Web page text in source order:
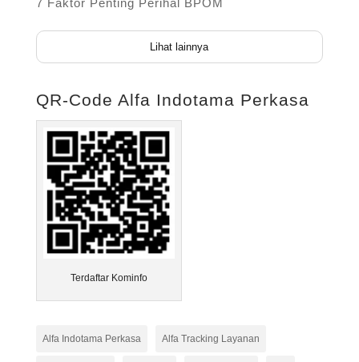
Lihat lainnya
QR-Code Alfa Indotama Perkasa
Terdaftar Kominfo
Alfa Indotama Perkasa Alfa Tracking Layanan